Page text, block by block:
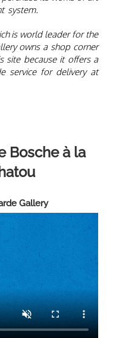
its works of art
is world leader for the
owns a shop corner
site because it offers a
service for delivery at
Bosche
Gallery